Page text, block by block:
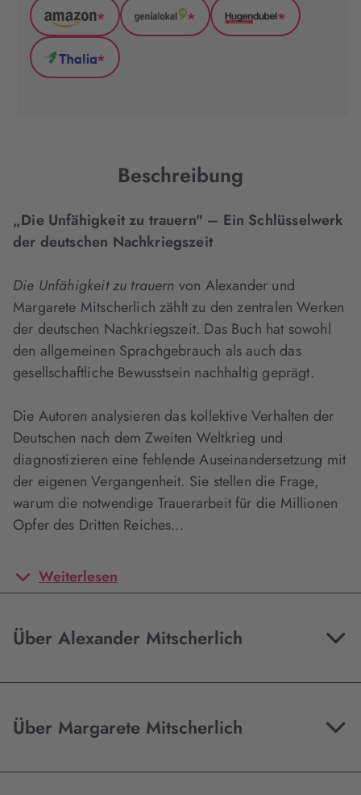
Amazon
(wird
in
neuem
*
GenialLokal
*
Hugendubel
*
Thalia
*
Beschreibung
„Die Unfähigkeit zu trauern" – Ein Schlüsselwerk
der deutschen Nachkriegszeit
Die Unfähigkeit zu trauern von Alexander und
Margarete Mitscherlich zählt zu den zentralen Werken
der deutschen Nachkriegszeit. Das Buch hat sowohl
den allgemeinen Sprachgebrauch als auch das
gesellschaftliche Bewusstsein nachhaltig geprägt.
Die Autoren analysieren das kollektive Verhalten der
Deutschen nach dem Zweiten Weltkrieg und
diagnostizieren eine fehlende Auseinandersetzung mit
der eigenen Vergangenheit. Sie stellen die Frage,
warum die notwendige Trauerarbeit für die Millionen
Opfer des Dritten Reiches…
Weiterlesen
Über Alexander Mitscherlich
Über Margarete Mitscherlich